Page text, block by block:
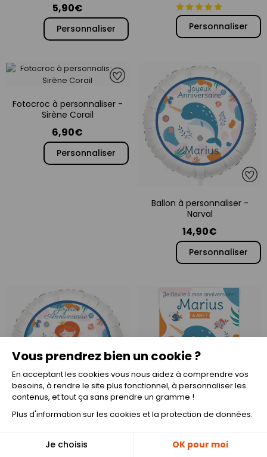
5,90€
Personnaliser Personnaliser
Fotocroc à personnaliser -
Sirène Corail
6,90€
Personnaliser
Ballon à personnaliser -
Narval
14,90€
Personnaliser
Invitation à personnaliser -
Narval
Vous prendrez bien un cookie ?
En acceptant les cookies vous nous aidez à comprendre vos
besoins, à rendre le site plus fonctionnel, à personnaliser les
contenus, et tout ça sans prendre un gramme !
Plus d'information sur les cookies et la protection de données.
Je choisis OK pour moi
-10%